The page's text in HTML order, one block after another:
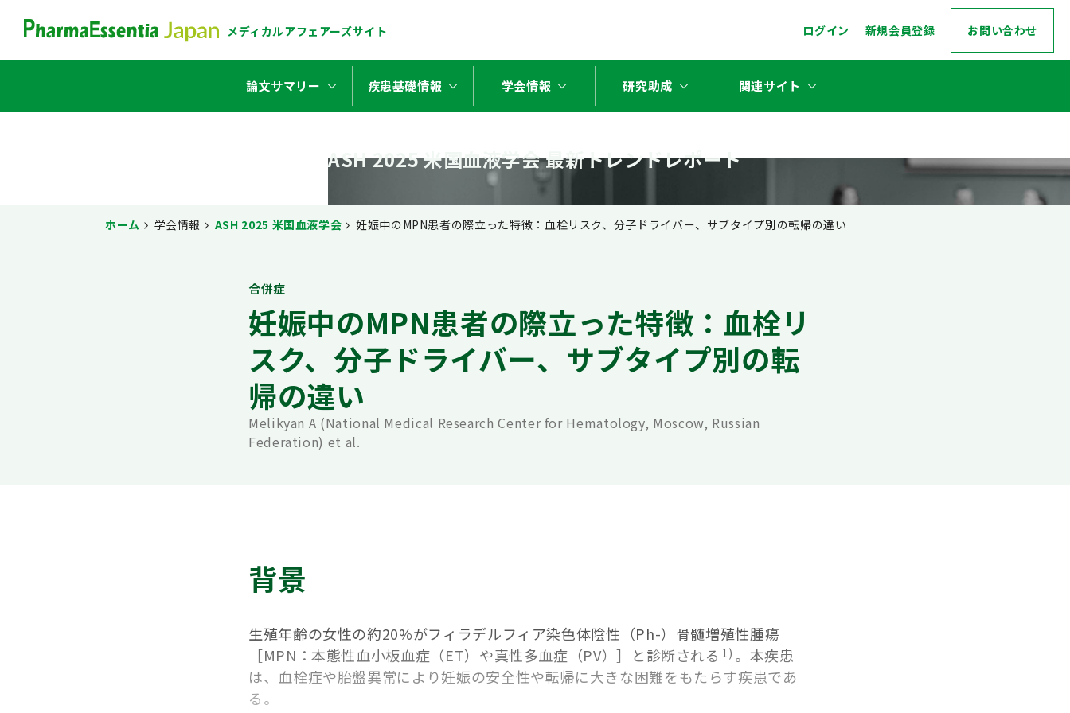
メディカルアフェアーズサイト ログイン 新規会員登録 お問い合わせ
論文サマリー stat_minus_1 疾患基礎情報 stat_minus_1 学会情報 stat_minus_1 研究助成 stat_minus_1 関連サイト stat_minus_1
ASH 2025 米国血液学会最新トレンドレポート
ホーム 学会情報 ASH 2025 米国血液学会 妊娠中のMPN患者の際立った特徴：血栓リスク、分子ドライバー、サブタイプ別の転帰の違い
合併症
妊娠中のMPN患者の際立った特徴：血栓リ
スク、分子ドライバー、サブタイプ別の転
帰の違い
Melikyan A (National Medical Research Center for Hematology, Moscow, Russian
Federation) et al.
背景
生殖年齢の女性の約20%がフィラデルフィア染色体陰性（Ph-）骨髄増殖性腫瘍
［MPN：本態性血小板血症（ET）や真性多血症（PV）］と診断される 1) 。本疾患
は、血栓症や胎盤異常により妊娠の安全性や転帰に大きな困難をもたらす疾患であ
る。